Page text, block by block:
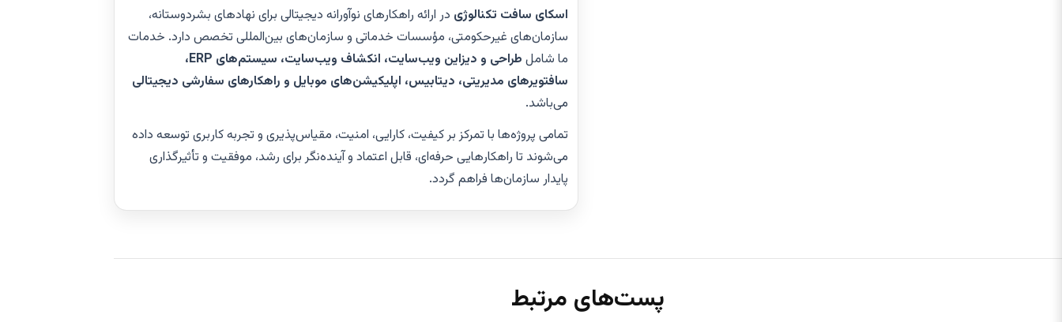
اسکای سافت تکنالوژی در ارائه راهکارهای نوآورانه دیجیتالی برای نهادهای بشردوستانه،
سازمان‌های غیرحکومتی، مؤسسات خدماتی و سازمان‌های بین‌المللی تخصص دارد. خدمات
ما شامل
طراحی و دیزاین ویب‌سایت، انکشاف ویب‌سایت، سیستم‌های ERP،
سافتویرهای مدیریتی، دیتابیس، اپلیکیشن‌های موبایل و راهکارهای سفارشی دیجیتالی
می‌باشد.
تمامی پروژه‌ها با تمرکز بر کیفیت، کارایی، امنیت، مقیاس‌پذیری و تجربه کاربری توسعه داده
می‌شوند تا راهکارهایی حرفه‌ای، قابل اعتماد و آینده‌نگر برای رشد، موفقیت و تأثیرگذاری
پایدار سازمان‌ها فراهم گردد.
پست‌های مرتبط